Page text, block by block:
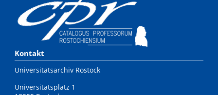
Kontakt
Universitätsarchiv Rostock
Universitätsplatz 1